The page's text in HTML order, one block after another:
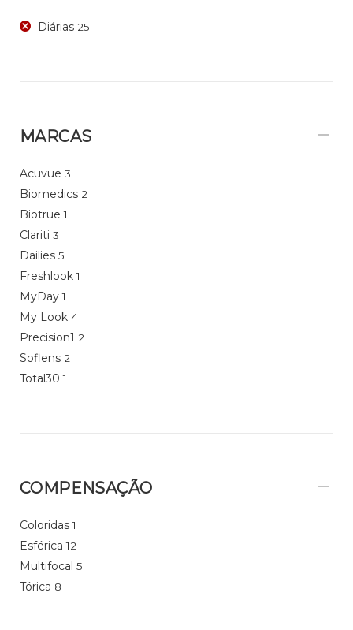
Diárias 25
MARCAS
Acuvue 3
Biomedics 2
Biotrue 1
Clariti 3
Dailies 5
Freshlook 1
MyDay 1
My Look 4
Precision1 2
Soflens 2
Total30 1
COMPENSAÇÃO
Coloridas 1
Esférica 12
Multifocal 5
Tórica 8